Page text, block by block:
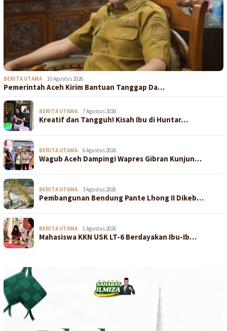
BERITA UTAMA 10 Agustus 2026
Pemerintah Aceh Kirim Bantuan Tanggap Da…
BERITA UTAMA 7 Agustus 2026
Kreatif dan Tangguh! Kisah Ibu di Huntar…
BERITA UTAMA 6 Agustus 2026
Wagub Aceh Dampingi Wapres Gibran Kunjun…
BERITA UTAMA 3 Agustus 2026
Pembangunan Bendung Pante Lhong II Dikeb…
BERITA UTAMA 1 Agustus 2026
Mahasiswa KKN USK LT-6 Berdayakan Ibu-Ib…